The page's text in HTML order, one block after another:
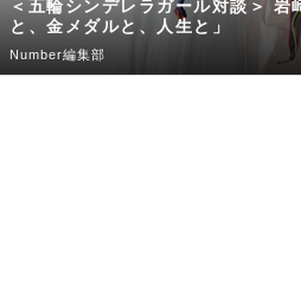
＜五輪シンデレラガール対談＞ 岩
と、金メダルと、人生と」
Number編集部